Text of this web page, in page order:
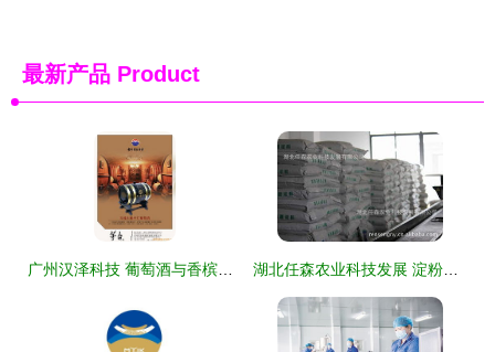
最新产品 Product